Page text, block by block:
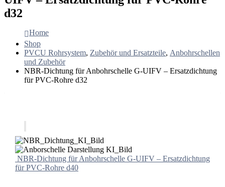
d32
Home
Shop
PVCU Rohrsystem, Zubehör und Ersatzteile, Anbohrschellen
und Zubehör
NBR-Dichtung für Anbohrschelle G-UIFV – Ersatzdichtung
für PVC-Rohre d32
NBR-Dichtung für Anbohrschelle G-UIFV – Ersatzdichtung
für PVC-Rohre d40